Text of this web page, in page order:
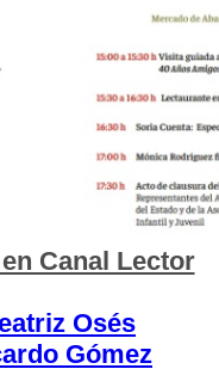
Canal Lector
Osés
Gómez